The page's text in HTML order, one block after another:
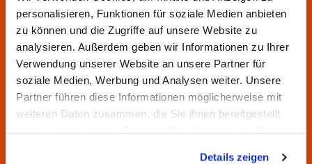
personalisieren, Funktionen für soziale Medien anbieten
zu können und die Zugriffe auf unsere Website zu
analysieren. Außerdem geben wir Informationen zu Ihrer
Verwendung unserer Website an unsere Partner für
soziale Medien, Werbung und Analysen weiter. Unsere
Partner führen diese Informationen möglicherweise mit
weiteren Daten zusammen, die Sie ihnen bereitgestellt
Details zeigen
Ihnen gern.
Unsere Servicezeiten:
Montag bis Donnerstag von 7:00 bis 16:30 Uhr
Freitag von 7:00 bis 15:00 Uhr